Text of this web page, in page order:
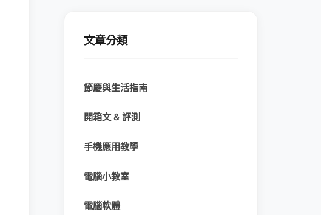
文章分類
節慶與生活指南
開箱文 & 評測
手機應用教學
電腦小教室
電腦軟體